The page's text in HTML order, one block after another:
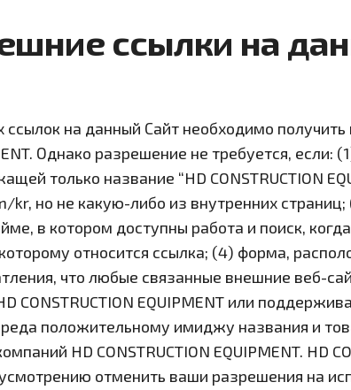
ссылки на
на данный Сайт необходимо
Однако разрешение не требуется, если:
только название “HD CONSTRUCTION
но не какую-либо из внутренних страниц;
в котором доступны работа и поиск,
относится ссылка; (4) форма,
что любые связанные внешние веб-
CONSTRUCTION EQUIPMENT или
положительному имиджу названия и
HD CONSTRUCTION EQUIPMENT. HD
отменить ваши разрешения на